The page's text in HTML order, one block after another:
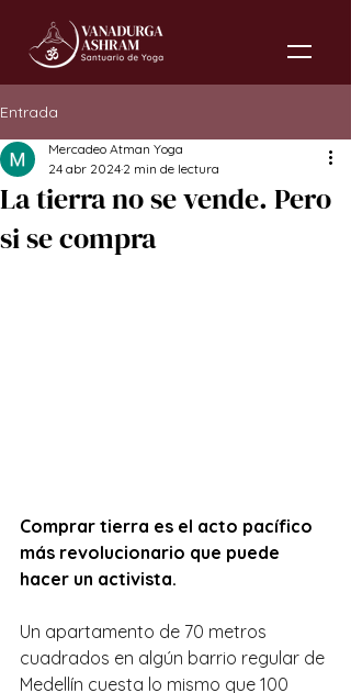
Entrada
La tierra no se vende. Pero
si se compra
Mercadeo Atman Yoga
24 abr 2024 2 min de lectura
Comprar tierra es el acto pacífico
más revolucionario que puede
hacer un activista.
Un apartamento de 70 metros
cuadrados en algún barrio regular de
Medellín cuesta lo mismo que 100